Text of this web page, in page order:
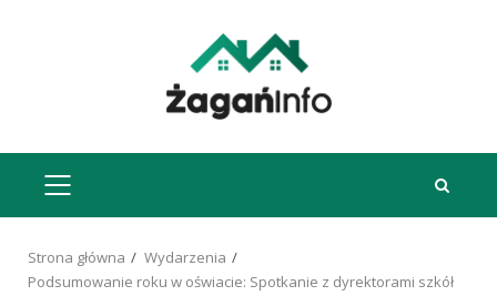
MENU
GŁÓWNE
Strona główna
Wydarzenia
Podsumowanie roku w oświacie: Spotkanie z dyrektorami szkół